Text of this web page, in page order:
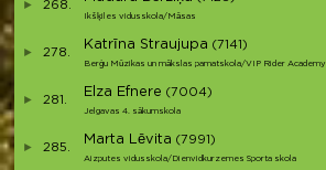
268.
Ikšķiles vidusskola/Māsas
278.
Katrīna Straujupa (7141)
Berģu Mūzikas un mākslas pamatskola/VIP Rider Academy
281.
Elza Efnere (7004)
Jelgavas 4. sākumskola
285.
Marta Lēvita (7991)
Aizputes vidusskola/Dienvidkurzemes Sporta skola